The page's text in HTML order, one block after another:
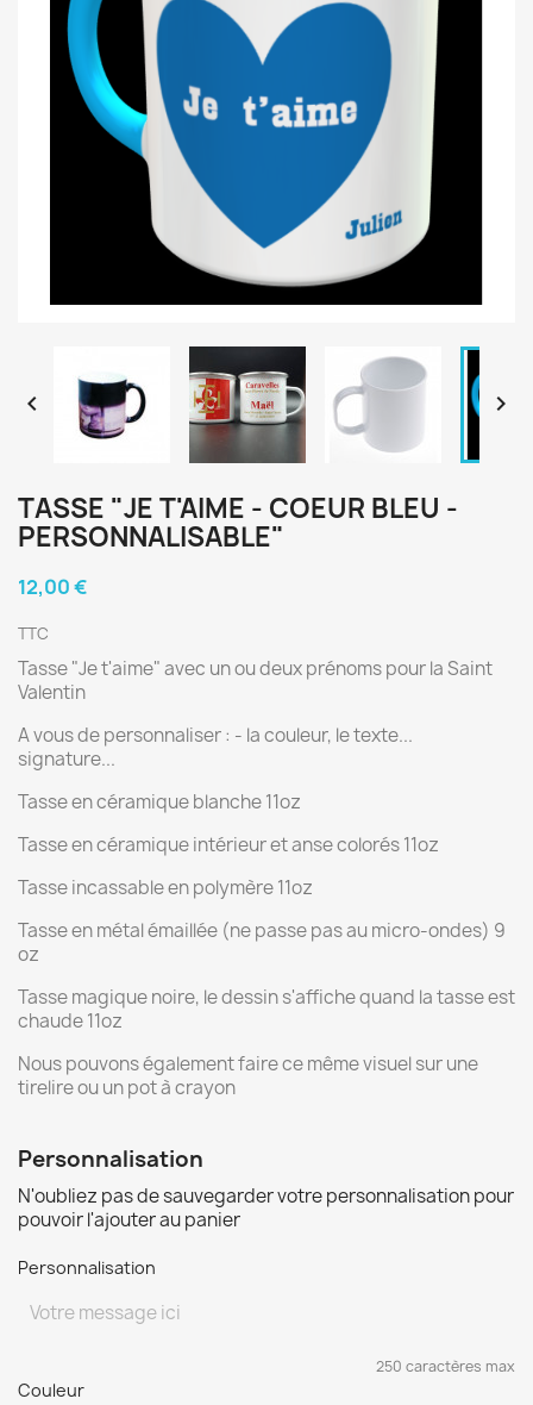
 
TASSE "JE T'AIME - COEUR BLEU -
PERSONNALISABLE"
12,00 €
TTC
Tasse "Je t'aime" avec un ou deux prénoms pour la Saint
Valentin
A vous de personnaliser : - la couleur, le texte...
signature...
Tasse en céramique blanche 11oz
Tasse en céramique intérieur et anse colorés 11oz
Tasse incassable en polymère 11oz
Tasse en métal émaillée (ne passe pas au micro-ondes) 9
oz
Tasse magique noire, le dessin s'affiche quand la tasse est
chaude 11oz
Nous pouvons également faire ce même visuel sur une
tirelire ou un pot à crayon
Personnalisation
N'oubliez pas de sauvegarder votre personnalisation pour
pouvoir l'ajouter au panier
Personnalisation
250 caractères max
Couleur